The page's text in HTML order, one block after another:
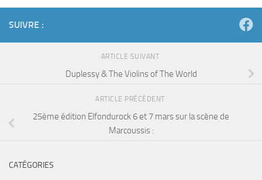
SUIVRE :
ARTICLE SUIVANT
Duplessy & The Violins of The World
ARTICLE PRÉCÉDENT
25ème édition Elfondurock 6 et 7 mars sur la scène de
Marcoussis :
CATÉGORIES